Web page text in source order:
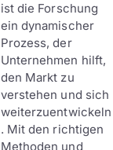
ist die Forschung
ein dynamischer
Prozess, der
Unternehmen hilft,
den Markt zu
verstehen und sich
weiterzuentwickeln
. Mit den richtigen
Methoden und